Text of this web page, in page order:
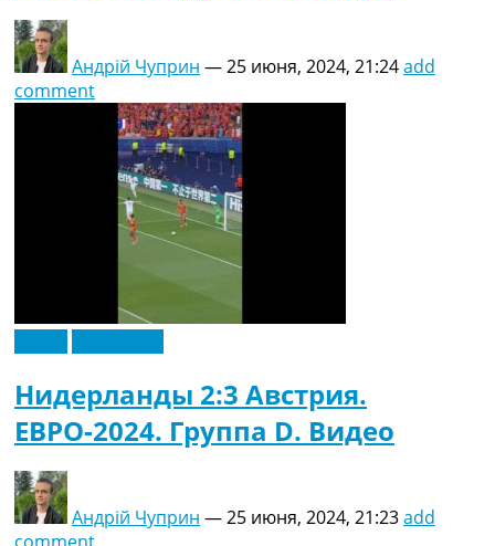
Андрій Чуприн —25 июня, 2024, 21:24add
comment
Нидерланды 2:3 Австрия.
ЕВРО-2024. Группа D. Видео
Андрій Чуприн —25 июня, 2024, 21:23add